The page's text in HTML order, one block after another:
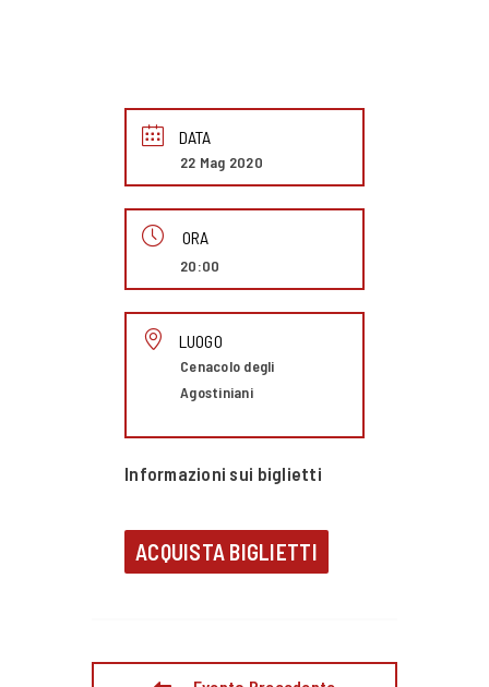
DATA
22 Mag 2020
ORA
20:00
LUOGO
Cenacolo degli
Agostiniani
Informazioni sui biglietti
ACQUISTA BIGLIETTI